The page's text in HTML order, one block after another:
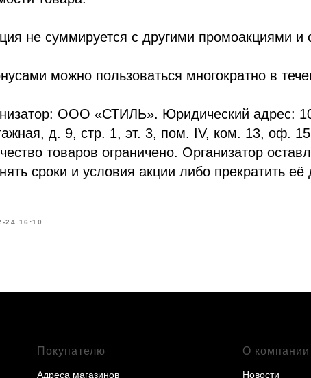
не суммируется с другими промоакциями и
можно пользоваться многократно в
ООО «СТИЛЬ». Юридический адрес:
д. 9, стр. 1, эт. 3, пом. IV, ком. 13, оф.
товаров ограничено. Организатор
сроки и условия акции либо прекратить её
24 16:10
Покупателю
Адреса магазинов
О компании
Новости